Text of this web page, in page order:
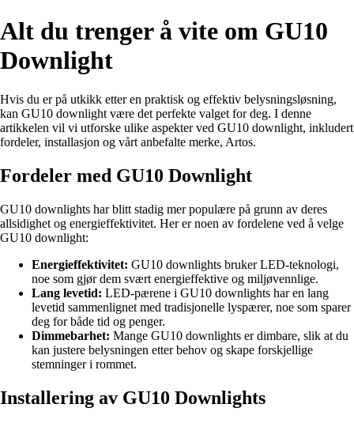
Alt du trenger å vite om GU10
Downlight
Hvis du er på utkikk etter en praktisk og effektiv belysningsløsning,
kan GU10 downlight være det perfekte valget for deg. I denne
artikkelen vil vi utforske ulike aspekter ved GU10 downlight, inkludert
fordeler, installasjon og vårt anbefalte merke, Artos.
Fordeler med GU10 Downlight
GU10 downlights har blitt stadig mer populære på grunn av deres
allsidighet og energieffektivitet. Her er noen av fordelene ved å velge
GU10 downlight:
Energieffektivitet: GU10 downlights bruker LED-teknologi,
noe som gjør dem svært energieffektive og miljøvennlige.
Lang levetid: LED-pærene i GU10 downlights har en lang
levetid sammenlignet med tradisjonelle lyspærer, noe som sparer
deg for både tid og penger.
Dimmebarhet: Mange GU10 downlights er dimbare, slik at du
kan justere belysningen etter behov og skape forskjellige
stemninger i rommet.
Installering av GU10 Downlights